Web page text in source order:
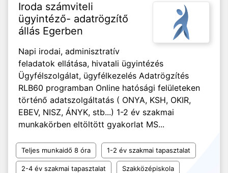
Iroda számviteli
ügyintéző- adatrögzítő
állás Egerben
Napi irodai, adminisztratív
feladatok ellátása, hivatali ügyintézés
Ügyfélszolgálat, ügyfélkezelés Adatrögzítés
RLB60 programban Online hatósági felületeken
történő adatszolgáltatás ( ONYA, KSH, OKIR,
EBEV, NISZ, ÁNYK, stb...) 1-2 év szakmai
munkakörben eltöltött gyakorlat MS...
Teljes munkaidő 8 óra 1-2 év szakmai tapasztalat
2-4 év szakmai tapasztalat Szakközépiskola